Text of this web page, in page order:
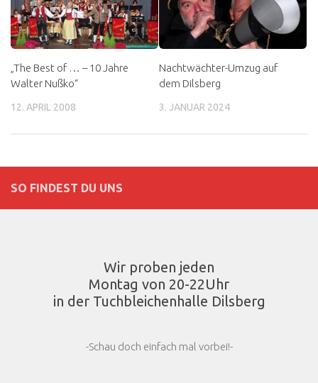
„The Best of … – 10 Jahre
Walter Nußko“
12. APRIL 2008
Nachtwächter-Umzug auf
dem Dilsberg
3. JANUAR 2024
SO FINDEST DU UNS
Wir proben jeden
Montag von 20-22Uhr
in der Tuchbleichenhalle Dilsberg
-Schau doch einfach mal vorbei!-